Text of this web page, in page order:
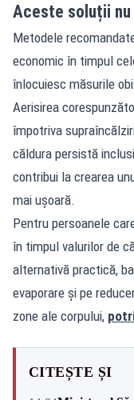
Aceste soluții
Metodele
economic în timpul
înlocuiesc măsurile
Aerisirea
împotriva
căldura persistă
contribui la crearea
mai ușoară.
Pentru persoanele
în timpul valurilor de
alternativă practică,
evaporare și pe
zone ale corpului,
CITEȘTE ȘI